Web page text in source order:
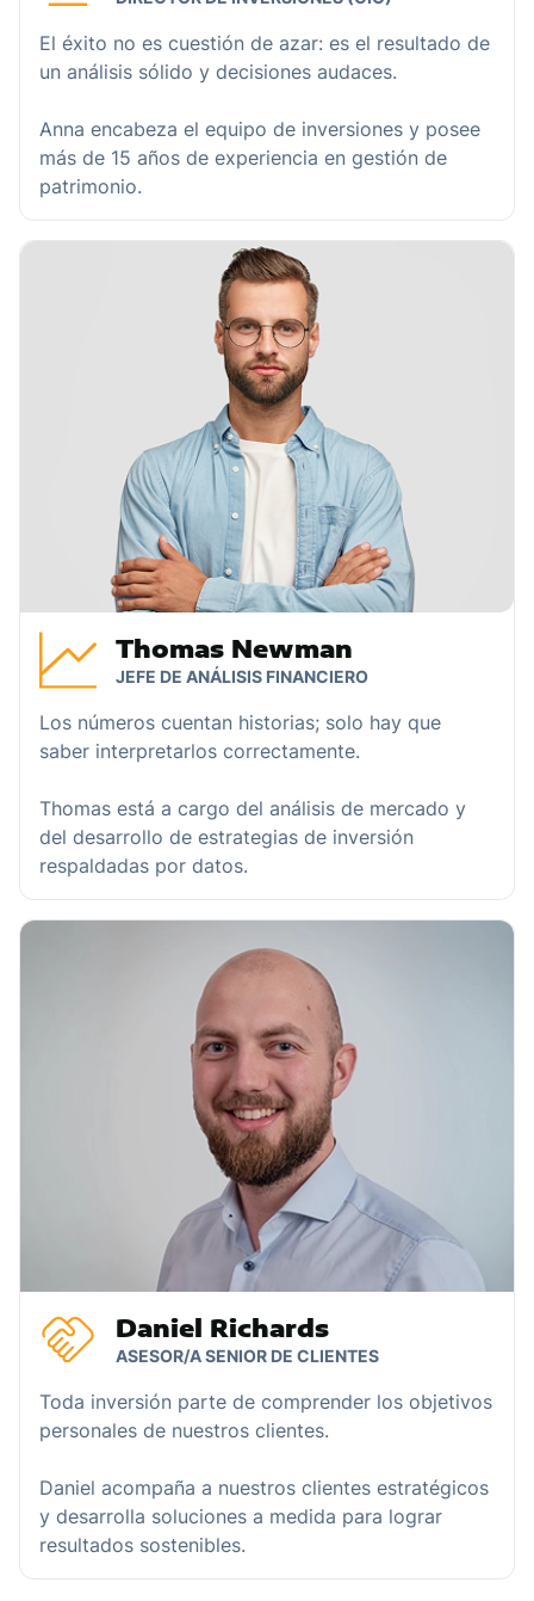
El éxito no es cuestión de azar: es el resultado de
un análisis sólido y decisiones audaces.
Anna encabeza el equipo de inversiones y posee
más de 15 años de experiencia en gestión de
patrimonio.
Thomas Newman
JEFE DE ANÁLISIS FINANCIERO
Los números cuentan historias; solo hay que
saber interpretarlos correctamente.
Thomas está a cargo del análisis de mercado y
del desarrollo de estrategias de inversión
respaldadas por datos.
Daniel Richards
ASESOR/A SENIOR DE CLIENTES
Toda inversión parte de comprender los objetivos
personales de nuestros clientes.
Daniel acompaña a nuestros clientes estratégicos
y desarrolla soluciones a medida para lograr
resultados sostenibles.